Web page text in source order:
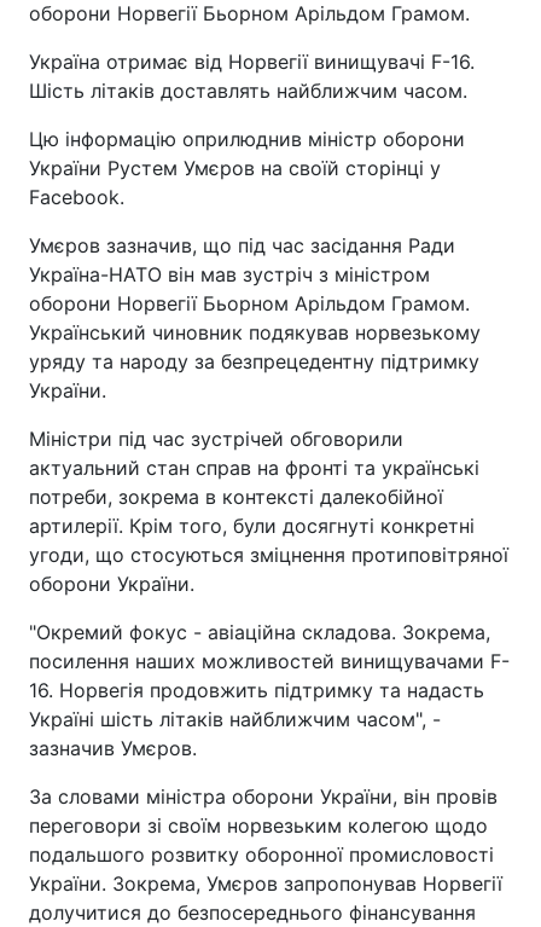
оборони Норвегії Бьорном Арільдом Грамом.
Україна отримає від Норвегії винищувачі F-16.
Шість літаків доставлять найближчим часом.
Цю інформацію оприлюднив міністр оборони
України Рустем Умєров на своїй сторінці у
Facebook.
Умєров зазначив, що під час засідання Ради
Україна-НАТО він мав зустріч з міністром
оборони Норвегії Бьорном Арільдом Грамом.
Український чиновник подякував норвезькому
уряду та народу за безпрецедентну підтримку
України.
Міністри під час зустрічей обговорили
актуальний стан справ на фронті та українські
потреби, зокрема в контексті далекобійної
артилерії. Крім того, були досягнуті конкретні
угоди, що стосуються зміцнення протиповітряної
оборони України.
"Окремий фокус - авіаційна складова. Зокрема,
посилення наших можливостей винищувачами F-
16. Норвегія продовжить підтримку та надасть
Україні шість літаків найближчим часом", -
зазначив Умєров.
За словами міністра оборони України, він провів
переговори зі своїм норвезьким колегою щодо
подальшого розвитку оборонної промисловості
України. Зокрема, Умєров запропонував Норвегії
долучитися до безпосереднього фінансування